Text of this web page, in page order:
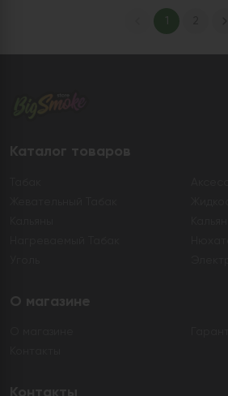
Каталог товаров
О магазине
Контакты